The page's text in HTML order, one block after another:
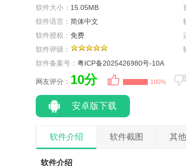
软件大小： 15.05MB
软件语言： 简体中文
软件授权： 免费
软件评级：
软件备案号： 粤ICP备2025426980号-10A
网友评分： 10分 100%
安卓版下载
软件介绍 软件截图 其
软件介绍